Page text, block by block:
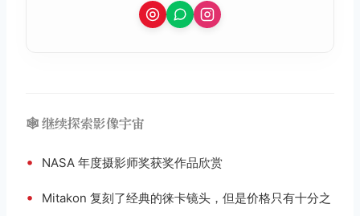
🕸️ 继续探索影像宇宙
• NASA 年度摄影师奖获奖作品欣赏
•
Mitakon 复刻了经典的徕卡镜头，但是价格只有十分之